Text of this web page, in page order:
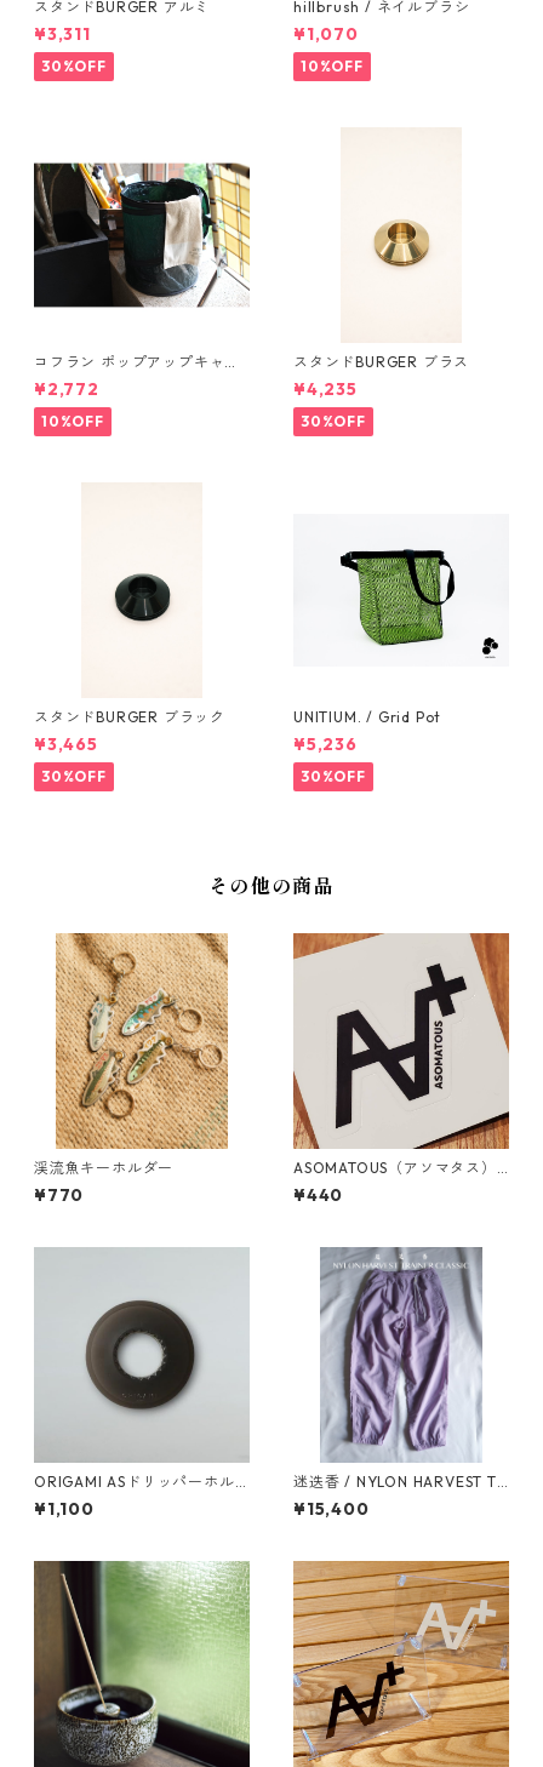
スタンドBURGER アルミ
¥3,311
30%OFF
hillbrush / ネイルブラシ
¥1,070
10%OFF
コフラン ポップアップキャン
プトラッシュカン Sサイズ
¥2,772
10%OFF
スタンドBURGER ブラス
¥4,235
30%OFF
スタンドBURGER ブラック
¥3,465
30%OFF
UNITIUM. / Grid Pot
¥5,236
30%OFF
その他の商品
渓流魚キーホルダー
¥770
ASOMATOUS（アソマタス）
「A∀＋」ロゴステッカー
¥440
ORIGAMI ASドリッパーホル
ダー ブラック
¥1,100
迷迭香 / NYLON HARVEST TR
AINER CLASSIC
¥15,400